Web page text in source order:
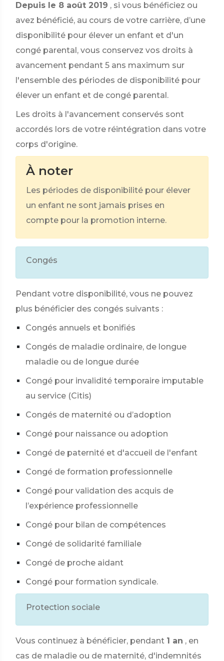
Depuis le 8 août 2019 , si vous bénéficiez ou
avez bénéficié, au cours de votre carrière, d’une
disponibilité pour élever un enfant et d'un
congé parental, vous conservez vos droits à
avancement pendant 5 ans maximum sur
l'ensemble des périodes de disponibilité pour
élever un enfant et de congé parental.
Les droits à l'avancement conservés sont
accordés lors de votre réintégration dans votre
corps d'origine.
À noter
Les périodes de disponibilité pour élever
un enfant ne sont jamais prises en
compte pour la promotion interne.
Congés
Pendant votre disponibilité, vous ne pouvez
plus bénéficier des congés suivants :
Congés annuels et bonifiés
Congés de maladie ordinaire, de longue
maladie ou de longue durée
Congé pour invalidité temporaire imputable
au service (Citis)
Congés de maternité ou d’adoption
Congé pour naissance ou adoption
Congé de paternité et d'accueil de l'enfant
Congé de formation professionnelle
Congé pour validation des acquis de
l’expérience professionnelle
Congé pour bilan de compétences
Congé de solidarité familiale
Congé de proche aidant
Congé pour formation syndicale.
Protection sociale
Vous continuez à bénéficier, pendant 1 an , en
cas de maladie ou de maternité, d'indemnités